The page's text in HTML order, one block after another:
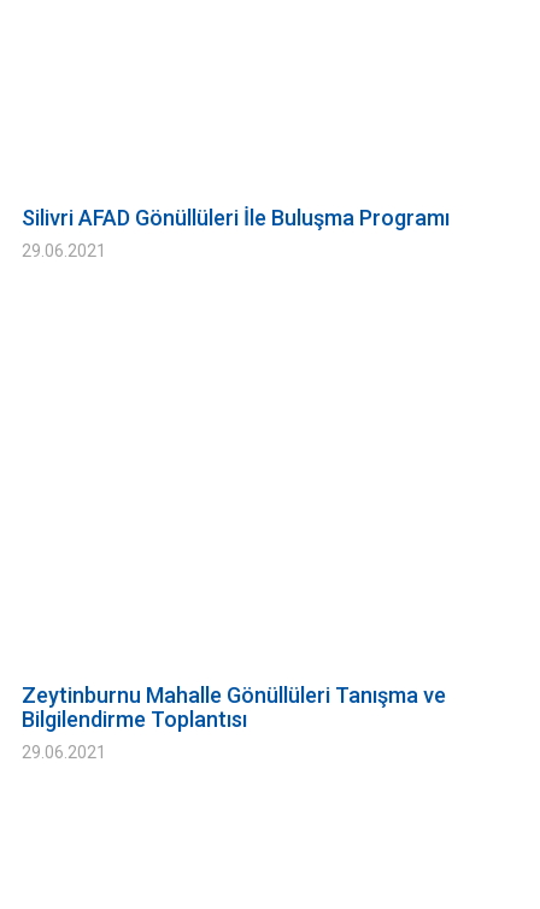
Silivri AFAD Gönüllüleri İle Buluşma Programı
29.06.2021
Zeytinburnu Mahalle Gönüllüleri Tanışma ve
Bilgilendirme Toplantısı
29.06.2021